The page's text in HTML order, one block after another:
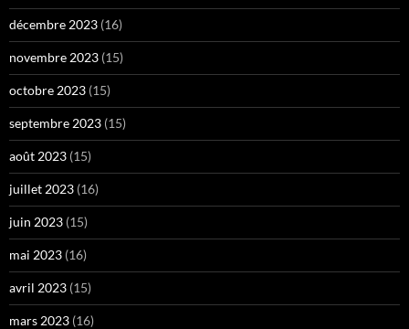
décembre 2023 (16)
novembre 2023 (15)
octobre 2023 (15)
septembre 2023 (15)
août 2023 (15)
juillet 2023 (16)
juin 2023 (15)
mai 2023 (16)
avril 2023 (15)
mars 2023 (16)